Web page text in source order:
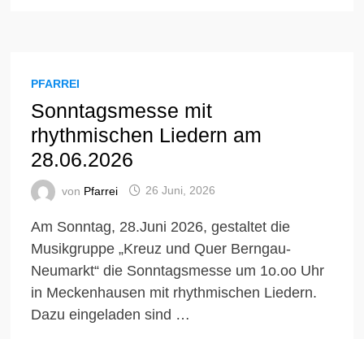
PFARREI
Sonntagsmesse mit
rhythmischen Liedern am
28.06.2026
von Pfarrei 26 Juni, 2026
Am Sonntag, 28.Juni 2026, gestaltet die
Musikgruppe „Kreuz und Quer Berngau-
Neumarkt“ die Sonntagsmesse um 1o.oo Uhr
in Meckenhausen mit rhythmischen Liedern.
Dazu eingeladen sind …